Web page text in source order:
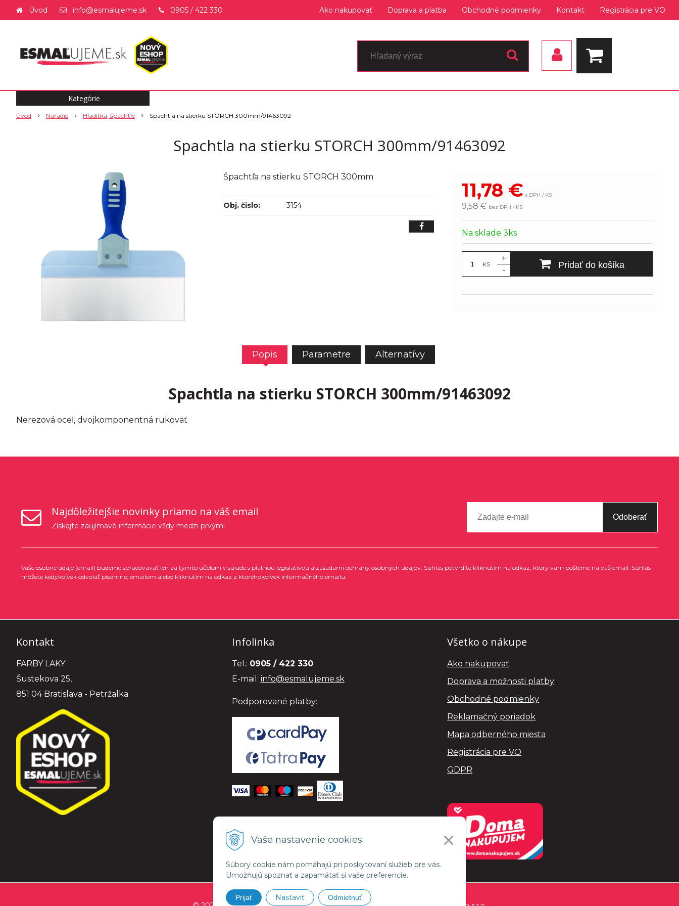
Vaše nastavenie cookies
Súbory cookie nám pomáhajú pri poskytovaní služieb pre vás.
Umožňujú spoznať a zapamätať si vaše preferencie.
Prijať Nastaviť Odmietnuť
Úvod info@esmalujeme.sk 0905 / 422 330 Ako nakupovať Doprava a platba Obchodné podmienky Kontakt Registrácia pre VO
Úvod Náradie Hladítka, špachtle Spachtla na stierku STORCH 300mm/91463092
Spachtla na stierku STORCH 300mm/91463092
11,78 € s DPH / KS
9,58 € bez DPH / KS
Na sklade 3ks
KS
+
-
Pridať do košíka
Špachtľa na stierku STORCH 300mm
Obj. čislo: 3154
Popis Parametre Alternatívy
Spachtla na stierku STORCH 300mm/91463092
Nerezová oceľ, dvojkomponentná rukoväť
Kategórie
Najdôležitejšie novinky priamo na váš email
Získajte zaujímavé informácie vždy medzi prvými
Odoberať
Vaše osobné údaje (email) budeme spracovávať len za týmto účelom v súlade s platnou legislatívou a zásadami ochrany osobných údajov. Súhlas potvrdíte kliknutím na odkaz, ktorý vám pošleme na váš email. Súhlas
môžete kedykoľvek odvolať písomne, emailom alebo kliknutím na odkaz z ktoréhokoľvek informačného emailu.
Kontakt
FARBY LAKY
Šustekova 25,
851 04 Bratislava - Petržalka
Infolinka
Tel.: 0905 / 422 330
E-mail: info@esmalujeme.sk
Podporované platby:
Všetko o nákupe
Ako nakupovať
Doprava a možnosti platby
Obchodné podmienky
Reklamačný poriadok
Mapa odberného miesta
Registrácia pre VO
GDPR